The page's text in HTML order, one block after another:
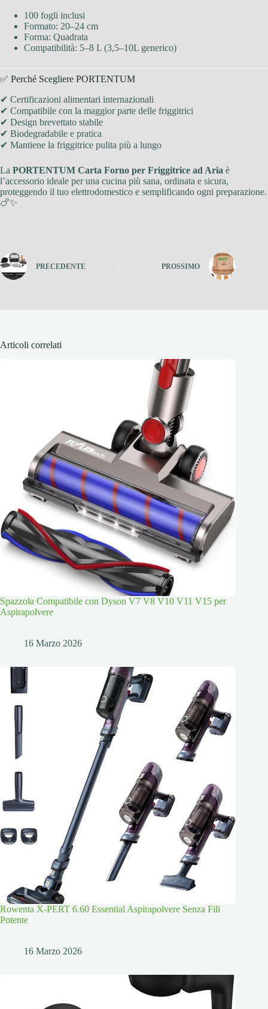
100 fogli inclusi
Formato: 20–24 cm
Forma: Quadrata
Compatibilità: 5–8 L (3,5–10L generico)
✅ Perché Scegliere PORTENTUM
✔ Certificazioni alimentari internazionali
✔ Compatibile con la maggior parte delle friggitrici
✔ Design brevettato stabile
✔ Biodegradabile e pratica
✔ Mantiene la friggitrice pulita più a lungo
La PORTENTUM Carta Forno per Friggitrice ad Aria è
l’accessorio ideale per una cucina più sana, ordinata e sicura,
proteggendo il tuo elettrodomestico e semplificando ogni preparazione.
🍗✨
PRECEDENTE PROSSIMO
Articoli correlati
Spazzola Compatibile con Dyson V7 V8 V10 V11 V15 per
Aspirapolvere
16 Marzo 2026
Rowenta X-PERT 6.60 Essential Aspirapolvere Senza Fili
Potente
16 Marzo 2026